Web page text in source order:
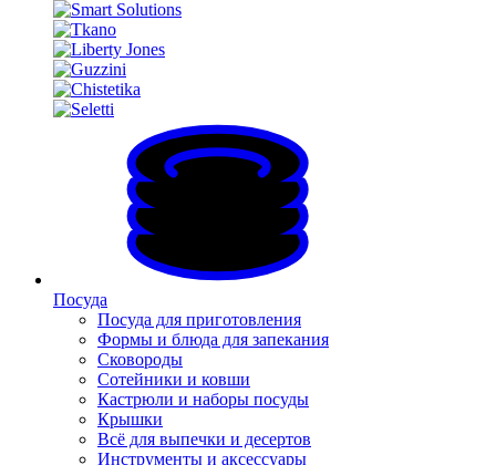
Посуда
Посуда для приготовления
Формы и блюда для запекания
Сковороды
Сотейники и ковши
Кастрюли и наборы посуды
Крышки
Всё для выпечки и десертов
Инструменты и аксессуары